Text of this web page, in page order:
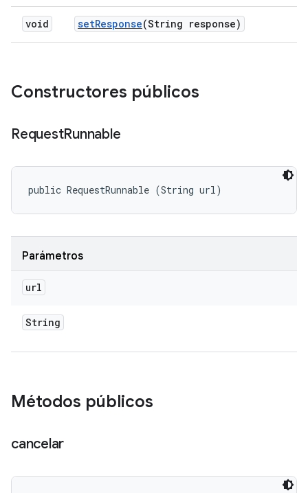
void setResponse(String response)
Constructores públicos
RequestRunnable
public RequestRunnable (String url)
Parámetros
url
String
Métodos públicos
cancelar